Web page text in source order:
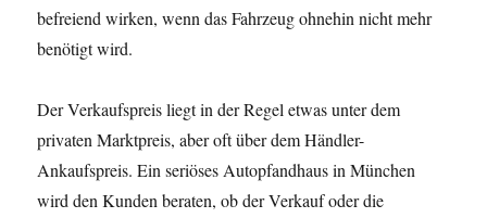
befreiend wirken, wenn das Fahrzeug ohnehin nicht mehr
benötigt wird.
Der Verkaufspreis liegt in der Regel etwas unter dem
privaten Marktpreis, aber oft über dem Händler-
Ankaufspreis. Ein seriöses Autopfandhaus in München
wird den Kunden beraten, ob der Verkauf oder die